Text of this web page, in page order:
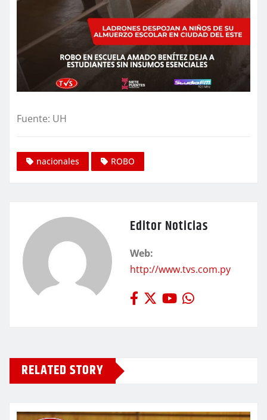
Fuente: UH
nacionales ROBO
Editor Noticias
Web:
http://www.tvs.com.py
RELATED STORY